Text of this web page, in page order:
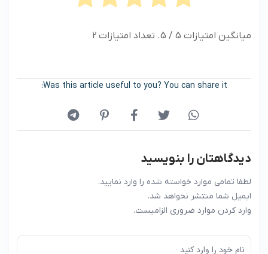
میانگین امتیازات 5 / 5. تعداد امتیازات 2
Was this article useful to you? You can share it:
دیدگاهتان را بنویسید
لطفا تمامی موارد خواسته شده را وارد نمایید.
ایمیل شما منتشر نخواهد شد.
وارد کردن موارد ضروری الزامیست.